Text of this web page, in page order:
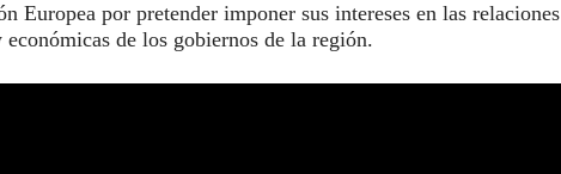
Europea por pretender imponer sus intereses en las relaciones
de los gobiernos de la región.